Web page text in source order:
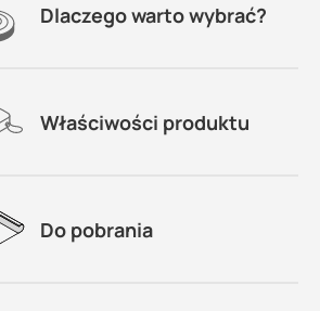
Dlaczego warto wybrać?
Właściwości produktu
Do pobrania